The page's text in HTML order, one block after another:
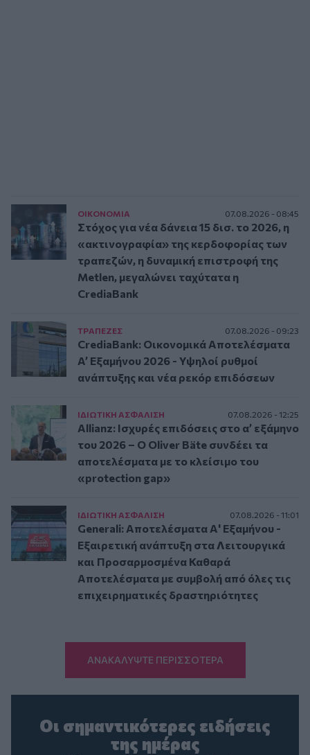
ΟΙΚΟΝΟΜΙΑ 07.08.2026 - 08:45
Στόχος για νέα δάνεια 15 δισ. το 2026, η
«ακτινογραφία» της κερδοφορίας των
τραπεζών, η δυναμική επιστροφή της
Metlen, μεγαλώνει ταχύτατα η
CrediaBank
ΤΡAΠΕΖΕΣ 07.08.2026 - 09:23
CrediaBank: Οικονομικά Αποτελέσματα
A’ Εξαμήνου 2026 - Υψηλοί ρυθμοί
ανάπτυξης και νέα ρεκόρ επιδόσεων
ΙΔΙΩΤΙΚΗ ΑΣΦAΛΙΣΗ 07.08.2026 - 12:25
Allianz: Ισχυρές επιδόσεις στο α’ εξάμηνο
του 2026 – Ο Oliver Bäte συνδέει τα
αποτελέσματα με το κλείσιμο του
«protection gap»
ΙΔΙΩΤΙΚΗ ΑΣΦAΛΙΣΗ 07.08.2026 - 11:01
Generali: Αποτελέσματα Α' Εξαμήνου -
Εξαιρετική ανάπτυξη στα Λειτουργικά
και Προσαρμοσμένα Καθαρά
Αποτελέσματα με συμβολή από όλες τις
επιχειρηματικές δραστηριότητες
ΑΝΑΚΑΛΥΨΤΕ ΠΕΡΙΣΣΟΤΕΡΑ
Οι σημαντικότερες ειδήσεις
της ημέρας